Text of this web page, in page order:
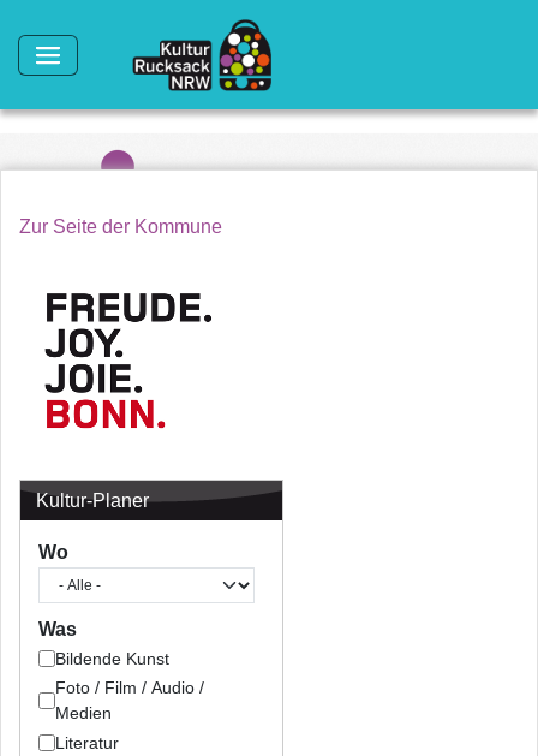
Zur Seite der Kommune
Kultur-Planer
Wo
Was
Bildende Kunst
Foto / Film / Audio /
Medien
Literatur